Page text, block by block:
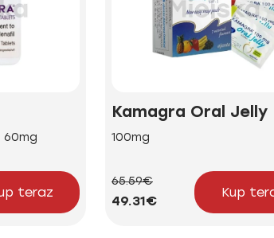
60mg
teraz
Kamagra Oral Jelly
100mg
65.59€
49.31€
Kup